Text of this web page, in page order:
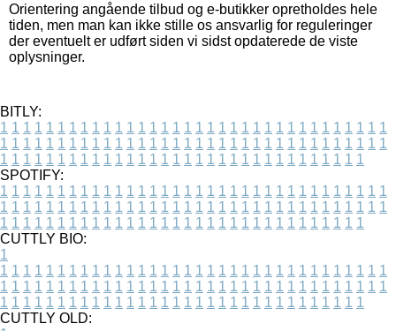
Orientering angående tilbud og e-butikker opretholdes hele
tiden, men man kan ikke stille os ansvarlig for reguleringer
der eventuelt er udført siden vi sidst opdaterede de viste
oplysninger.
BITLY:
1 1 1 1 1 1 1 1 1 1 1 1 1 1 1 1 1 1 1 1 1 1 1 1 1 1 1 1 1 1 1 1 1 1
1 1 1 1 1 1 1 1 1 1 1 1 1 1 1 1 1 1 1 1 1 1 1 1 1 1 1 1 1 1 1 1 1 1
1 1 1 1 1 1 1 1 1 1 1 1 1 1 1 1 1 1 1 1 1 1 1 1 1 1 1 1 1 1 1 1
SPOTIFY:
1 1 1 1 1 1 1 1 1 1 1 1 1 1 1 1 1 1 1 1 1 1 1 1 1 1 1 1 1 1 1 1 1 1
1 1 1 1 1 1 1 1 1 1 1 1 1 1 1 1 1 1 1 1 1 1 1 1 1 1 1 1 1 1 1 1 1 1
1 1 1 1 1 1 1 1 1 1 1 1 1 1 1 1 1 1 1 1 1 1 1 1 1 1 1 1 1 1 1 1
CUTTLY BIO:
1
1 1 1 1 1 1 1 1 1 1 1 1 1 1 1 1 1 1 1 1 1 1 1 1 1 1 1 1 1 1 1 1 1 1
1 1 1 1 1 1 1 1 1 1 1 1 1 1 1 1 1 1 1 1 1 1 1 1 1 1 1 1 1 1 1 1 1 1
1 1 1 1 1 1 1 1 1 1 1 1 1 1 1 1 1 1 1 1 1 1 1 1 1 1 1 1 1 1 1 1
CUTTLY OLD: